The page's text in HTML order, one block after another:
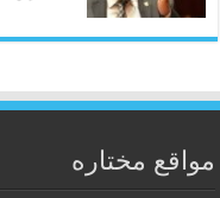
مواقع مختاره